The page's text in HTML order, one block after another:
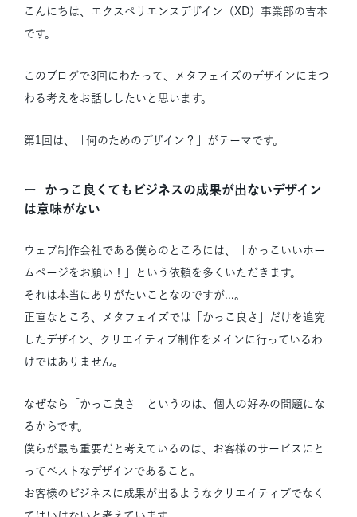
こんにちは、エクスペリエンスデザイン（XD）事業部の吉本
です。
このブログで3回にわたって、メタフェイズのデザインにまつ
わる考えをお話ししたいと思います。
第1回は、「何のためのデザイン？」がテーマです。
かっこ良くてもビジネスの成果が出ないデザイン
は意味がない
ウェブ制作会社である僕らのところには、「かっこいいホー
ムページをお願い！」という依頼を多くいただきます。
それは本当にありがたいことなのですが...。
正直なところ、メタフェイズでは「かっこ良さ」だけを追究
したデザイン、クリエイティブ制作をメインに行っているわ
けではありません。
なぜなら「かっこ良さ」というのは、個人の好みの問題にな
るからです。
僕らが最も重要だと考えているのは、お客様のサービスにと
ってベストなデザインであること。
お客様のビジネスに成果が出るようなクリエイティブでなく